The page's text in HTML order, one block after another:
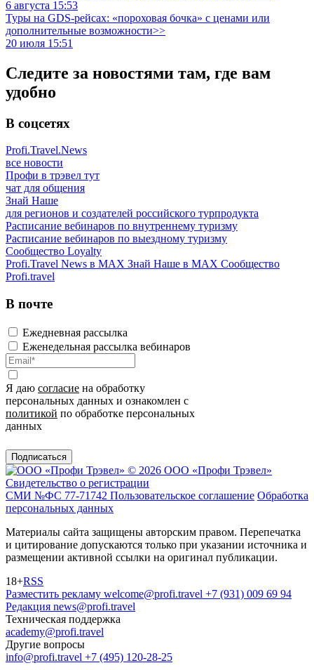
6 августа 15:53
Туры на GDS-рейсах: «пороховая бочка» с ценами или
дополнительные возможности>>
20 июля 15:51
Следите за новостями там, где вам
удобно
В соцсетях
Profi.Travel.News
все новости
Профи в трэвел тут
чат для общения
Знай Наше
для регионов и создателей российского турпродукта
Расписание вебинаров по внутреннему туризму
Расписание вебинаров по выездному туризму
Сообщество Loyalty
Profi.Travel News в MAX Знай Наше в MAX Сообщество
Profi.travel
В почте
Ежедневная рассылка
Еженедельная рассылка вебинаров
Я даю согласие на обработку
персональных данных и ознакомлен с
политикой по обработке персональных
данных
Подписаться
© 2026 ООО «Профи Трэвeл»
Свидетельство о регистрации
СМИ №ФС 77-71742 Пользовательское соглашение Обработка
персональных данных
Материалы сайта защищены авторским правом. Перепечатка
и цитирование допускаются только при указании источника и
размещении активной ссылки на оригинал публикации.
18+RSS
Разместить рекламу welcome@profi.travel +7 (931) 009 69 94
Редакция news@profi.travel
Техническая поддержка
academy@profi.travel
Другие вопросы
info@profi.travel +7 (495) 120-28-25